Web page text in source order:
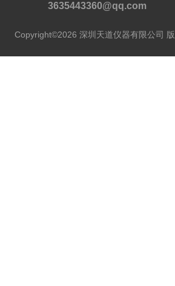
3635443360@qq.com
Copyright©2026 深圳天道仪器有限公司